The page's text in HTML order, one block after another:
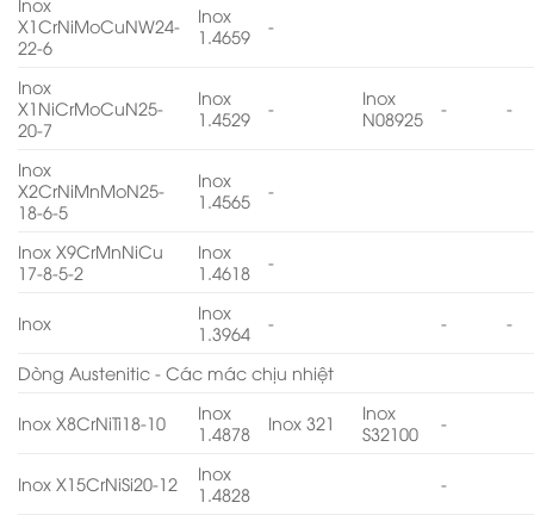
X1CrNiMoCuNW24-
22-6
Inox
1.4659
-
Inox
X1NiCrMoCuN25-
20-7
Inox
1.4529
-
Inox
N08925
- -
Inox
X2CrNiMnMoN25-
18-6-5
Inox
1.4565
-
Inox X9CrMnNiCu
17-8-5-2
Inox
1.4618
-
Inox
Inox
1.3964
- - -
Dòng Austenitic - Các mác chịu nhiệt
Inox X8CrNiTi18-10
Inox
1.4878
Inox 321
Inox
S32100
-
Inox X15CrNiSi20-12
Inox
1.4828
-